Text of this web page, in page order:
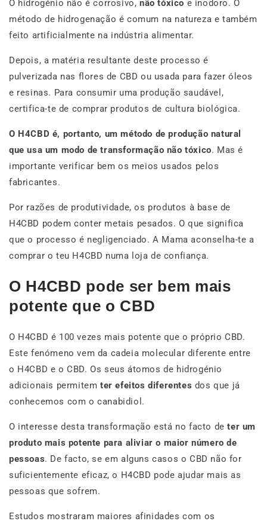
O hidrogénio não é corrosivo, não tóxico e inodoro. O
método de hidrogenação é comum na natureza e também
feito artificialmente na indústria alimentar.
Depois, a matéria resultante deste processo é
pulverizada nas flores de CBD ou usada para fazer óleos
e resinas. Para consumir uma produção saudável,
certifica-te de comprar produtos de cultura biológica.
O H4CBD é, portanto, um método de produção natural
que usa um modo de transformação não tóxico. Mas é
importante verificar bem os meios usados pelos
fabricantes.
Por razões de produtividade, os produtos à base de
H4CBD podem conter metais pesados. O que significa
que o processo é negligenciado. A Mama aconselha-te a
comprar o teu H4CBD numa loja de confiança.
O H4CBD pode ser bem mais
potente que o CBD
O H4CBD é 100 vezes mais potente que o próprio CBD.
Este fenómeno vem da cadeia molecular diferente entre
o H4CBD e o CBD. Os seus átomos de hidrogénio
adicionais permitem ter efeitos diferentes dos que já
conhecemos com o canabidiol.
O interesse desta transformação está no facto deter um
produto mais potente para aliviar o maior número de
pessoas. De facto, se em alguns casos o CBD não for
suficientemente eficaz, o H4CBD pode ajudar mais as
pessoas que sofrem.
Estudos mostraram maiores afinidades com os